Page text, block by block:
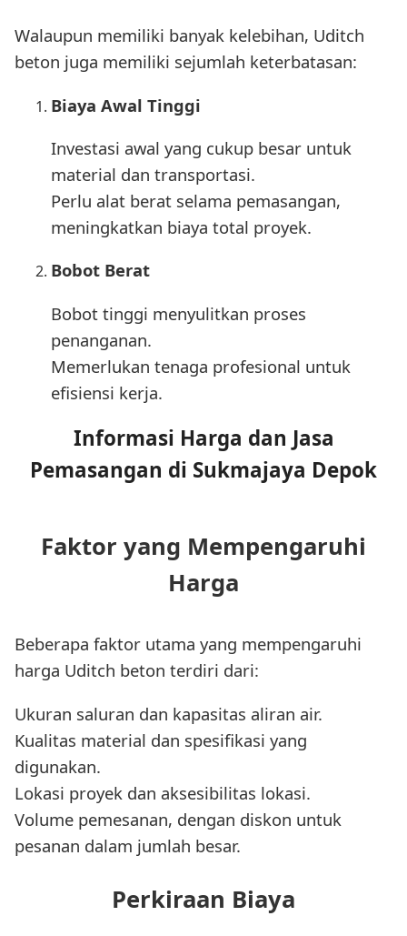
Walaupun memiliki banyak kelebihan, Uditch
beton juga memiliki sejumlah keterbatasan:
Biaya Awal Tinggi
Investasi awal yang cukup besar untuk
material dan transportasi.
Perlu alat berat selama pemasangan,
meningkatkan biaya total proyek.
Bobot Berat
Bobot tinggi menyulitkan proses
penanganan.
Memerlukan tenaga profesional untuk
efisiensi kerja.
Informasi Harga dan Jasa
Pemasangan di Sukmajaya Depok
Faktor yang Mempengaruhi
Harga
Beberapa faktor utama yang mempengaruhi
harga Uditch beton terdiri dari:
Ukuran saluran dan kapasitas aliran air.
Kualitas material dan spesifikasi yang
digunakan.
Lokasi proyek dan aksesibilitas lokasi.
Volume pemesanan, dengan diskon untuk
pesanan dalam jumlah besar.
Perkiraan Biaya